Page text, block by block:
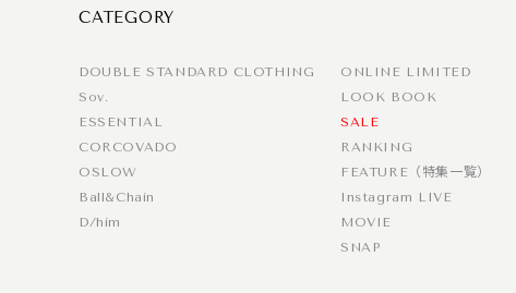
CATEGORY
DOUBLE STANDARD CLOTHING
Sov.
ESSENTIAL
CORCOVADO
OSLOW
Ball&Chain
D/him
ONLINE LIMITED
LOOK BOOK
SALE
RANKING
FEATURE（特集一覧）
Instagram LIVE
MOVIE
SNAP